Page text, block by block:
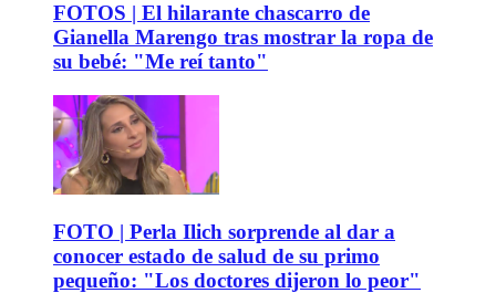
FOTOS | El hilarante chascarro de
Gianella Marengo tras mostrar la ropa de
su bebé: "Me reí tanto"
FOTO | Perla Ilich sorprende al dar a
conocer estado de salud de su primo
pequeño: "Los doctores dijeron lo peor"